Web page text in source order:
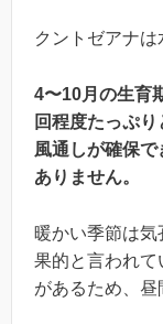
クントゼアナは
4〜10月の生育
回程度たっぷり
風通しが確保
ありません。
暖かい季節は
果的と言われ
があるため、昼